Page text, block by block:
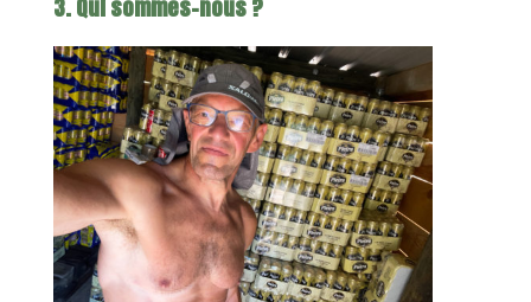
3. Qui sommes-nous ?